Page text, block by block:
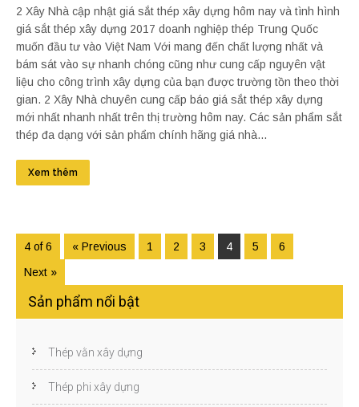
2 Xây Nhà cập nhật giá sắt thép xây dựng hôm nay và tình hình
giá sắt thép xây dựng 2017 doanh nghiệp thép Trung Quốc
muốn đầu tư vào Việt Nam Với mang đến chất lượng nhất và
bám sát vào sự nhanh chóng cũng như cung cấp nguyên vật
liệu cho công trình xây dựng của bạn được trường tồn theo thời
gian. 2 Xây Nhà chuyên cung cấp báo giá sắt thép xây dựng
mới nhất nhanh nhất trên thị trường hôm nay. Các sản phẩm sắt
thép đa dạng với sản phẩm chính hãng giá nhà...
Xem thêm
4 of 6 « Previous 1 2 3 4 5
6
Next »
Sản phẩm nổi bật
Thép vằn xây dựng
Thép phi xây dựng